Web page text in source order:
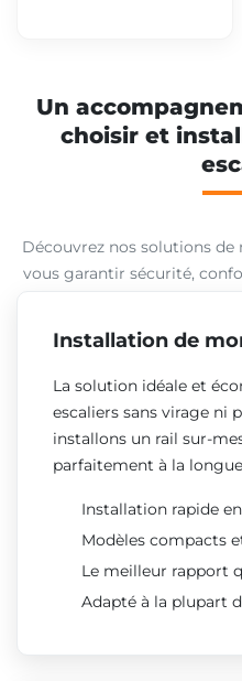
Un
choisir et
Découvrez nos solutions
vous garantir sécurité,
Installation de
La solution idéale et
escaliers sans virage ni
installons un rail sur-
parfaitement à la
Installation rapide
Modèles compacts
Le meilleur rapport
Adapté à la plupart